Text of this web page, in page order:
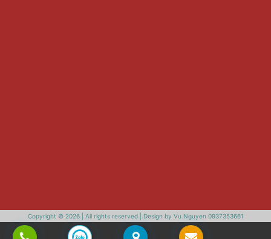
Copyright © 2026 | All rights reserved | Design by Vu Nguyen 0937353661